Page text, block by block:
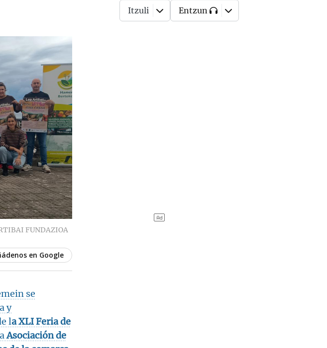
Itzuli Entzun
FUNDAZIOA
en Google
se
y
la XLI Feria de
Asociación de